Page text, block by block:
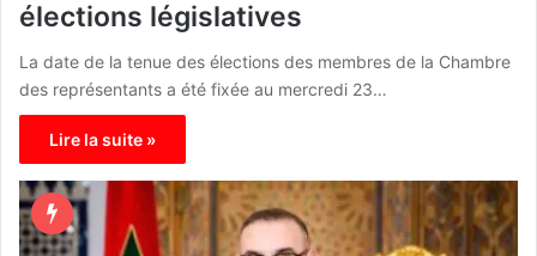
élections législatives
La date de la tenue des élections des membres de la Chambre
des représentants a été fixée au mercredi 23…
Lire la suite »